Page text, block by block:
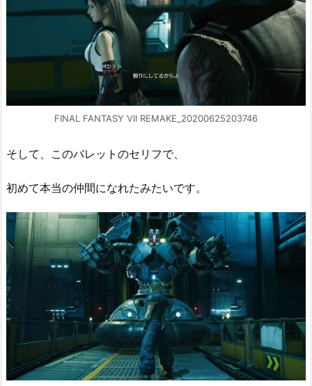
FINAL FANTASY VII REMAKE_20200625203746
そして、このバレットのセリフで、
初めて本当の仲間になれたみたいです。